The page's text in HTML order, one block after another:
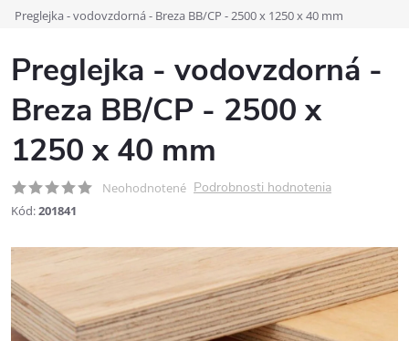
Preglejka - vodovzdorná - Breza BB/CP - 2500 x 1250 x 40 mm
Preglejka - vodovzdorná -
Breza BB/CP - 2500 x
1250 x 40 mm
Neohodnotené Podrobnosti hodnotenia
Kód:201841